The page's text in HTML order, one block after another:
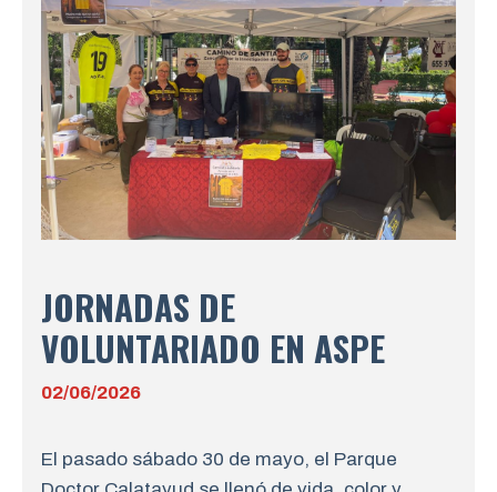
JORNADAS DE
VOLUNTARIADO EN ASPE
02/06/2026
El pasado sábado 30 de mayo, el Parque